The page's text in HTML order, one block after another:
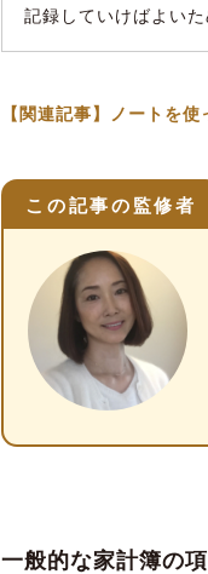
まとめ
記録していけばよいた
【関連記事】ノートを
この記事の監修者
一般的な家計簿の